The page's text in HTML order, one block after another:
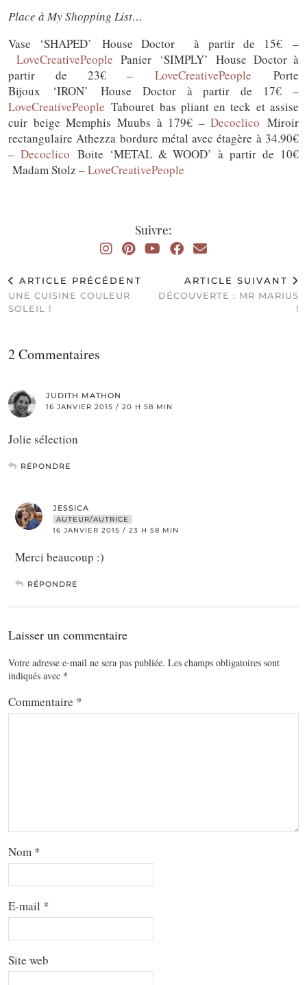
Place à My Shopping List…
Vase ‘SHAPED’ House Doctor à partir de 15€ –
LoveCreativePeople Panier ‘SIMPLY’ House Doctor à
partir de 23€ – LoveCreativePeople Porte
Bijoux ‘IRON’ House Doctor à partir de 17€ –
LoveCreativePeople Tabouret bas pliant en teck et assise
cuir beige Memphis Muubs à 179€ –Decoclico Miroir
rectangulaire Athezza bordure métal avec étagère à 34.90€
– Decoclico Boite ‘METAL & WOOD’ à partir de 10€
Madam Stolz –LoveCreativePeople
Suivre:
ARTICLE PRÉCÉDENT
UNE CUISINE COULEUR
SOLEIL !
ARTICLE SUIVANT
DÉCOUVERTE : MR MARIUS
!
2 Commentaires
JUDITH MATHON
16 JANVIER 2015 / 20 H 58 MIN
Jolie sélection
RÉPONDRE
JESSICA
AUTEUR/AUTRICE
16 JANVIER 2015 / 23 H 58 MIN
Merci beaucoup :)
RÉPONDRE
Laisser un commentaire
Votre adresse e-mail ne sera pas publiée. Les champs obligatoires sont
indiqués avec *
Commentaire *
Nom *
E-mail *
Site web